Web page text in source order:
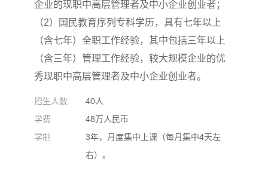
企业的现职中高层管理者及中小企业创业者；
（2）国民教育序列专科学历，具有七年以上
（含七年）全职工作经验，其中包括三年以上
（含三年）管理工作经验，较大规模企业的优
秀现职中高层管理者及中小企业创业者。
招生人数
40人
学费
48万人民币
学制
3年，月度集中上课（每月集中4天左
右）。